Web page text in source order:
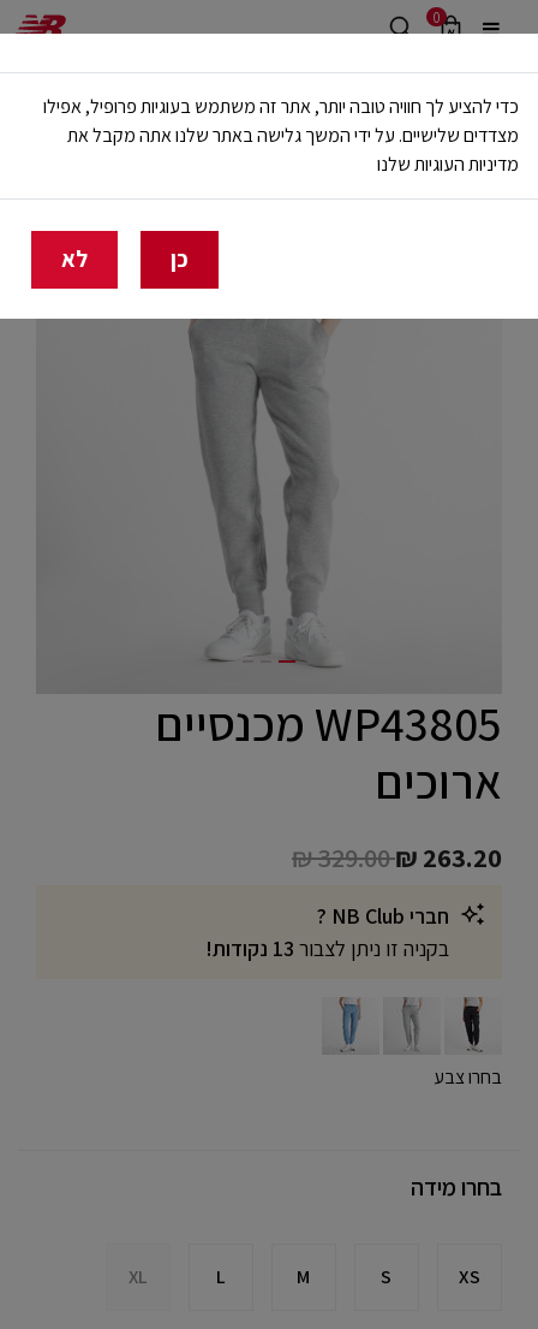
0
משלוח חינם מעל 499 ש"ח
🔥 20% הנחה על כל הביגוד באתר ובחנויות - לזמן מוגבל
בית נשים בגדים חליפות פוטר
WP43805 מכנסיים
ארוכים
Price reduced from
₪ 329.00to
₪ 263.20
חברי NB Club ?
בקניה זו ניתן לצבור
בחרו צבע
בחרו מידה
XS
S
M
L
XL
כדי להציע לך חוויה טובה יותר, אתר זה משתמש בעוגיות פרופיל, אפילו
מצדדים שלישיים. על ידי המשך גלישה באתר שלנו אתה מקבל את
מדיניות העוגיות שלנו
כן לא